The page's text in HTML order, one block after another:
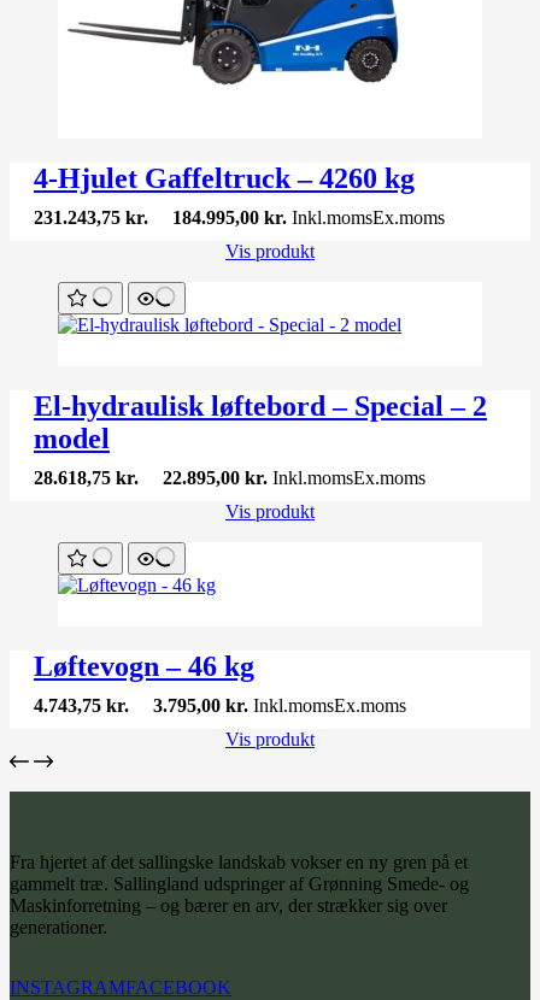
4-Hjulet Gaffeltruck – 4260 kg
231.243,75 kr. 184.995,00 kr. Inkl.momsEx.moms
Vis produkt
El-hydraulisk løftebord – Special – 2
model
28.618,75 kr. 22.895,00 kr. Inkl.momsEx.moms
Vis produkt
Løftevogn – 46 kg
4.743,75 kr. 3.795,00 kr. Inkl.momsEx.moms
Vis produkt
Fra hjertet af det sallingske landskab vokser en ny gren på et
gammelt træ. Sallingland udspringer af Grønning Smede- og
Maskinforretning – og bærer en arv, der strækker sig over
generationer.
INSTAGRAMFACEBOOK